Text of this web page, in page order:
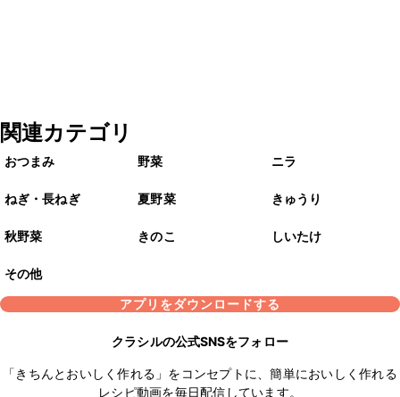
関連カテゴリ
おつまみ 野菜 ニラ
ねぎ・長ねぎ 夏野菜 きゅうり
秋野菜 きのこ しいたけ
その他
アプリをダウンロードする
クラシルの公式SNSをフォロー
「きちんとおいしく作れる」をコンセプトに、簡単においしく作れる
レシピ動画を毎日配信しています。